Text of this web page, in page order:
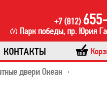
+7 (812)
Парк победы, пр. Юрия
КОНТАКТЫ
двери Океан